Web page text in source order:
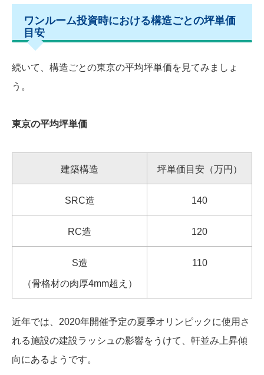
ワンルーム投資時における構造ごとの坪単価
目安
続いて、構造ごとの東京の平均坪単価を見てみましょ
う。
東京の平均坪単価
建築構造 坪単価目安（万円）
SRC造 140
RC造 120
S造
（骨格材の肉厚4mm超え）
110
近年では、2020年開催予定の夏季オリンピックに使用さ
れる施設の建設ラッシュの影響をうけて、軒並み上昇傾
向にあるようです。